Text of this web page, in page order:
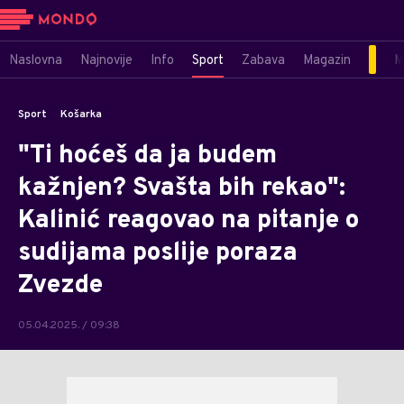
Naslovna Najnovije Info Sport Zabava Magazin
Sport Košarka
"Ti hoćeš da ja budem
kažnjen? Svašta bih rekao":
Kalinić reagovao na pitanje o
sudijama poslije poraza
Zvezde
05.04.2025. / 09:38